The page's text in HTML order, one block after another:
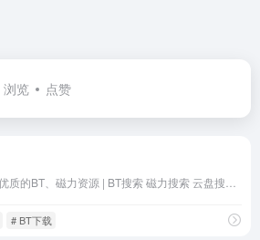
浏览 点赞
# BT下载